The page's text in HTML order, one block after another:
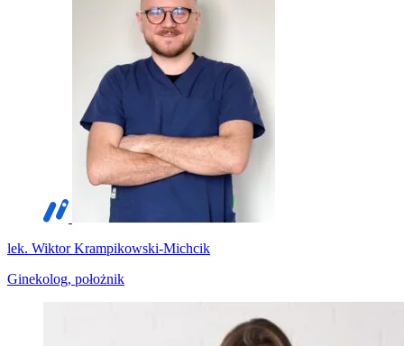
lek. Wiktor Krampikowski-Michcik
Ginekolog, położnik